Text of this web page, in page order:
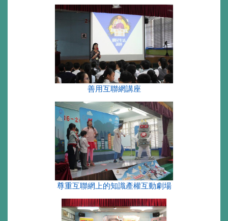
善用互聯網講座
尊重互聯網上的知識產權互動劇場